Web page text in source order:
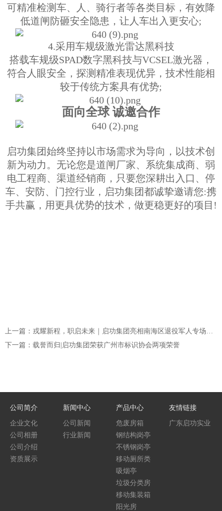
可精准检测车、人、骑行者等各类目标，有效降
低道闸防砸安全隐患，让人车出入更安心;
4.采用车规级激光雷达黑科技
搭载车规级SPAD数字黑科技与VCSEL激光器，
符合人眼安全，探测精准表现优异，技术性能相
较于传统方案具有优势;
面向全球 诚邀合作
启功集团始终坚持以市场需求为导向，以技术创
新为动力。无论您是道闸厂家、系统集成商、弱
电工程商、渠道经销商，只要您深耕出入口、停
车、安防、门控行业，启功集团都诚挚邀请您:携
手共赢，用更具优势的技术，做更稳更好的项目!
上一篇：戎耀新程，职启未来｜启功集团亮相南海区退役军人专场招聘会
下一篇：载誉而归|启功集团荣获广州市标识协会两项荣誉
公司简介
企业文化
公司相册
公司介绍
资质展示
新闻中心
公司新闻
行业新闻
产品中心
危废房箱
钢结构岗亭
不锈钢岗亭
移动厕所类
吸烟亭
垃圾分类房
移动集装箱
阳光房
友情链接
广东启功实业